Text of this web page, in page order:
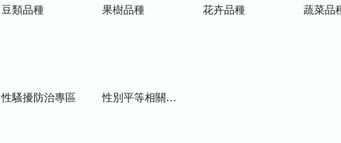
豆類品種 果樹品種 花卉品種 蔬菜品
性騷擾防治專區 性別平等相關網站